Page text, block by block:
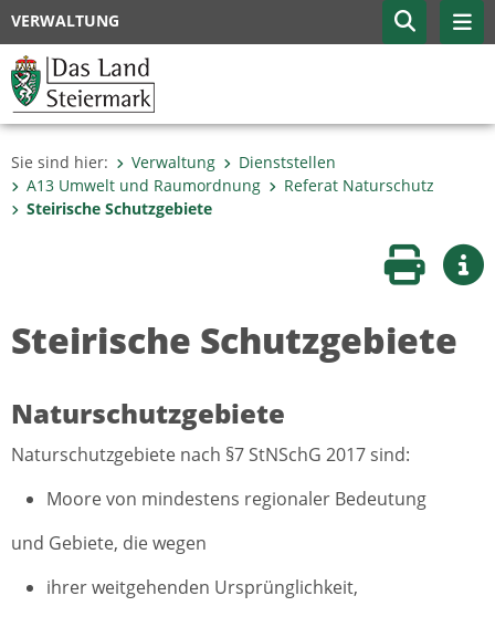
VERWALTUNG
Sie sind hier: Verwaltung
Dienststellen
A13 Umwelt und Raumordnung
Referat Naturschutz
Steirische Schutzgebiete
Seite
Steirische Schutzgebiete
Naturschutzgebiete
Naturschutzgebiete nach §7 StNSchG 2017 sind:
Moore von mindestens regionaler Bedeutung
und Gebiete, die wegen
ihrer weitgehenden Ursprünglichkeit,